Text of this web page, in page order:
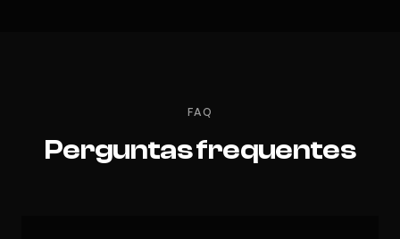
FAQ
Perguntas frequentes